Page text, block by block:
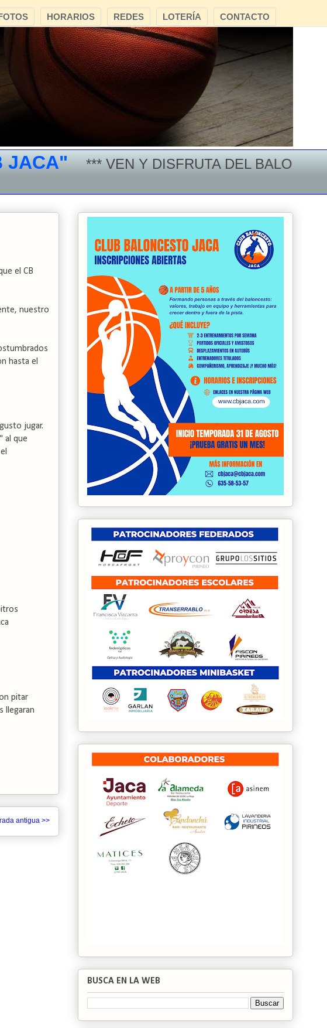
CONTACTO
LOTERÍA
REDES
HORARIOS
*** VEN Y DISFRUTA DEL BALONCESTO
el CB
nuestro
hasta el
jugar.
al que
pitar
llegaran
antigua >>
BUSCA EN LA WEB